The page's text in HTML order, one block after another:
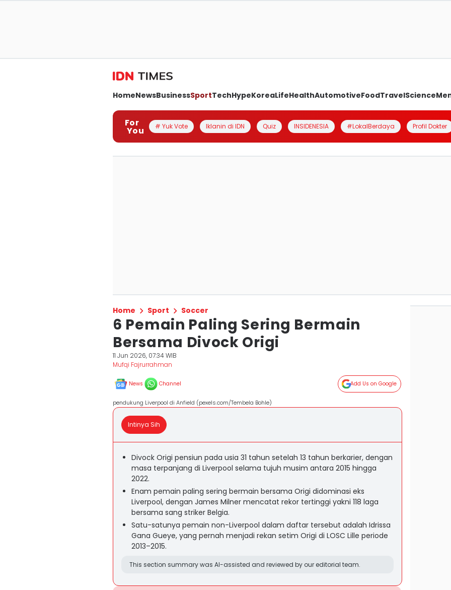
HomeNewsBusinessSportTechHypeKoreaLifeHealthAutomotiveFoodTravelScience
For
You # Yuk Vote Iklanin di IDN Quiz INSIDENESIA #LokalBerdaya Profil Dokter
Home Sport Soccer
6 Pemain Paling Sering Bermain
Bersama Divock Origi
11 Jun 2026, 07:34 WIB
Mufqi Fajrurrahman
News Channel Add Us on Google
pendukung Liverpool di Anfield (pexels.com/Tembela Bohle)
Intinya Sih
Divock Origi pensiun pada usia 31 tahun setelah 13 tahun berkarier, dengan
masa terpanjang di Liverpool selama tujuh musim antara 2015 hingga
2022.
Enam pemain paling sering bermain bersama Origi didominasi eks
Liverpool, dengan James Milner mencatat rekor tertinggi yakni 118 laga
bersama sang striker Belgia.
Satu-satunya pemain non-Liverpool dalam daftar tersebut adalah Idrissa
Gana Gueye, yang pernah menjadi rekan setim Origi di LOSC Lille periode
2013–2015.
This section summary was AI-assisted and reviewed by our editorial team.